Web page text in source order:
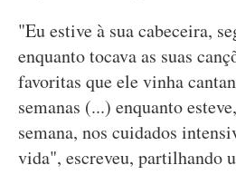
"Eu estive à sua cabeceira,
enquanto tocava as suas
favoritas que ele vinha
semanas (...) enquanto
semana, nos cuidados
vida", escreveu, partilhando